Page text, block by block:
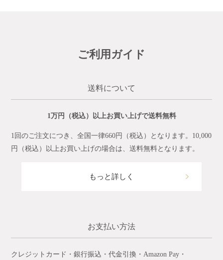
ご利用ガイド
送料について
1万円（税込）以上お買い上げで送料無料
1回のご注文につき、全国一律660円（税込）となります。10,000
円（税込）以上お買い上げの場合は、送料無料となります。
もっと詳しく
お支払い方法
クレジットカード・銀行振込・代金引換・Amazon Pay・